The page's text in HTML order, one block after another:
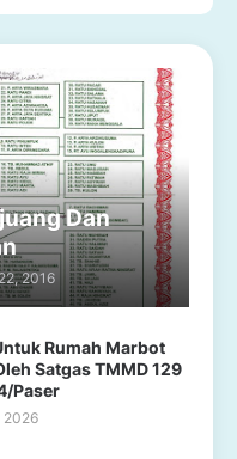
Dan
2016
Rumah Marbot
Satgas TMMD 129
Paser
2026